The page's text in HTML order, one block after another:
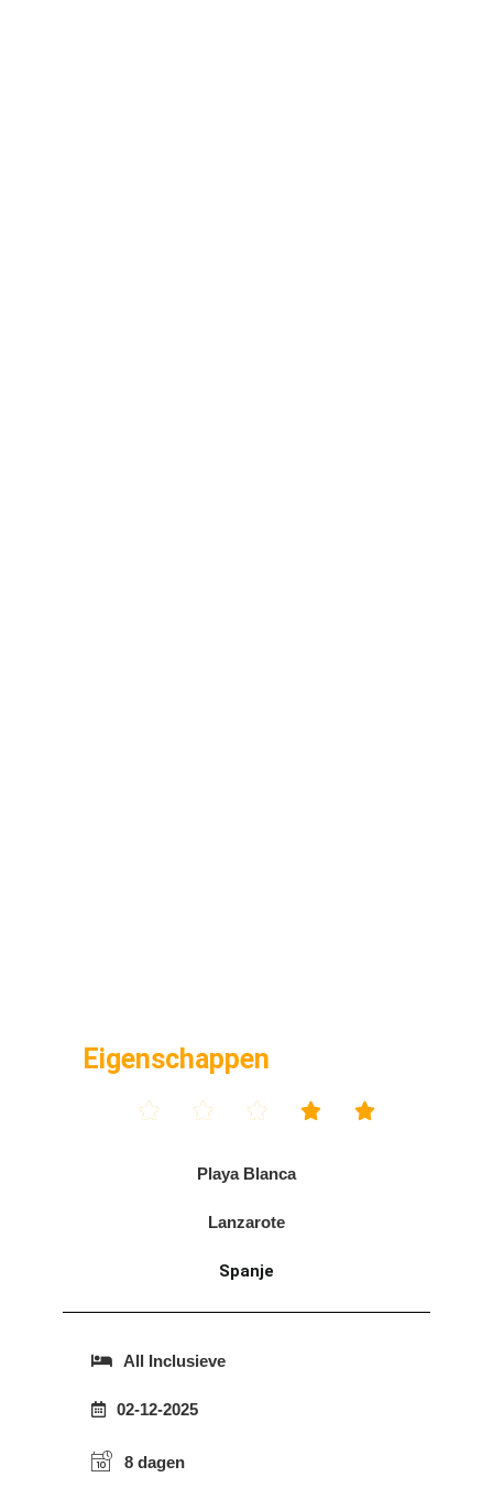
Eigenschappen
    
Playa Blanca
Lanzarote
Spanje
All Inclusieve
02-12-2025
8 dagen